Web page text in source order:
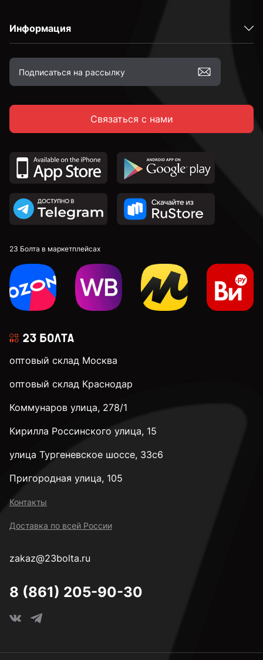
Информация
Связаться с нами
23 Болта в маркетплейсах
оптовый склад Москва
оптовый склад Краснодар
Коммунаров улица, 278/1
Кирилла Россинского улица, 15
улица Тургеневское шоссе, 33с6
Пригородная улица, 105
Контакты
Доставка по всей России
zakaz@23bolta.ru
8 (861) 205-90-30